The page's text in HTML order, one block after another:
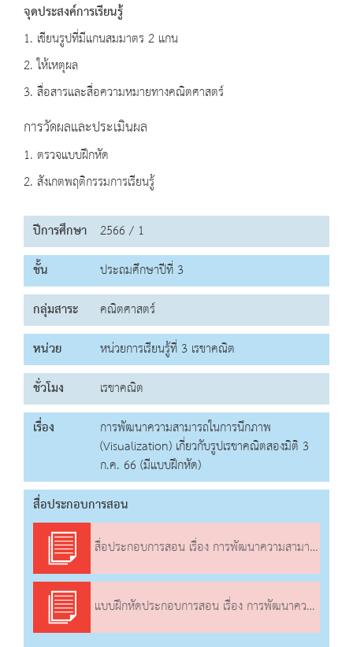
จุดประสงค์การเรียนรู้
1. เขียนรูปที่มีแกนสมมาตร 2 แกน
2. ให้เหตุผล
3. สื่อสารและสื่อความหมายทางคณิตศาสตร์
การวัดผลและประเมินผล
1. ตรวจแบบฝึกหัด
2. สังเกตพฤติกรรมการเรียนรู้
ปีการศึกษา 2566 / 1
ชั้น
ประถมศึกษาปีที่ 3
กลุ่มสาระ
คณิตศาสตร์
หน่วย
หน่วยการเรียนรู้ที่ 3 เรขาคณิต
ชั่วโมง
เรขาคณิต
เรื่อง
การพัฒนาความสามารถในการนึกภาพ
(Visualization) เกี่ยวกับรูปเรขาคณิตสองมิติ 3
ก.ค. 66 (มีแบบฝึกหัด)
สื่อประกอบการสอน
สื่อประกอบการสอน เรื่อง การพัฒนาความสามารถในการนึกภาพ (Visualization) เกี่ยวกับรูปเรขาคณิตสองมิติ
แบบฝึกหัดประกอบการสอน เรื่อง การพัฒนาความสามารถในการนึกภาพ (Visualization) เกี่ยวกับรูปเรขาคณิตสองมิติ